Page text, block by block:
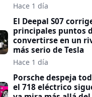
Hace 1 día
El Deepal S07
principales puntos
convertirse en un
más serio de Tesla
Hace 1 día
Porsche despeja
el 718 eléctrico